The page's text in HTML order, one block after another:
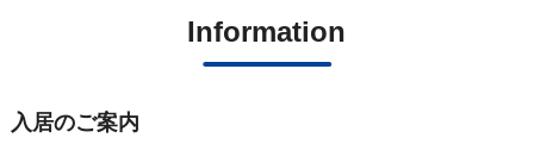
Information
入居のご案内